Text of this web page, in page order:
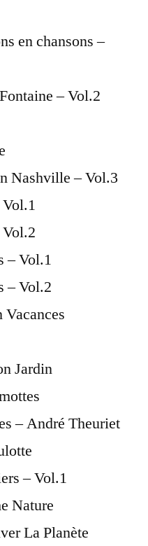
en chansons –
– Vol.2
Nashville – Vol.3
– Vol.1
– Vol.2
Jardin
– André Theuriet
– Vol.1
Nature
La Planète